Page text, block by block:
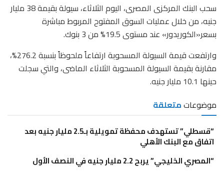
سحب البنك المركزى المصرى، اليوم الثلاثاء، سيولة بقيمة 38 مليار
جنيه، من خلال عمليات السوق المفتوح المربوط مباشرة
بسعر«الكوريدور» عند مستوى 19.5% من 3 بنوك.
وارتفعت قيمة السيولة المسحوبة ارتفاعاً ملحوظاً بنسبة 276.2%،
مقارنة بقيمة السيولة المسحوبة الثلاثاء الماضى، والتي سجلت
حينها 10.1 مليار جنيه.
موضوعاتمتعلقة
“قسطلي” تستهدف محفظة تمويلية بـ2.5 مليار جنيه بعد
اتفاق مع البنك الأهلي
“المصري الخليجي” يربح 2.2 مليار جنيه في النصف الأول